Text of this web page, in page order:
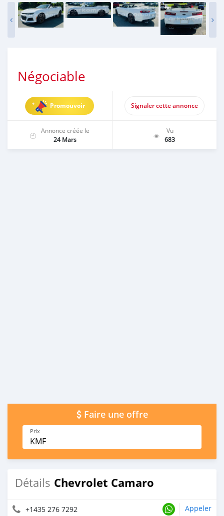
Négociable
Promouvoir Signaler cette annonce
Annonce créée le
24 Mars
Vu
683
Faire une offre
Prix
KMF
Détails Chevrolet Camaro
+1435 276 7292 Appeler